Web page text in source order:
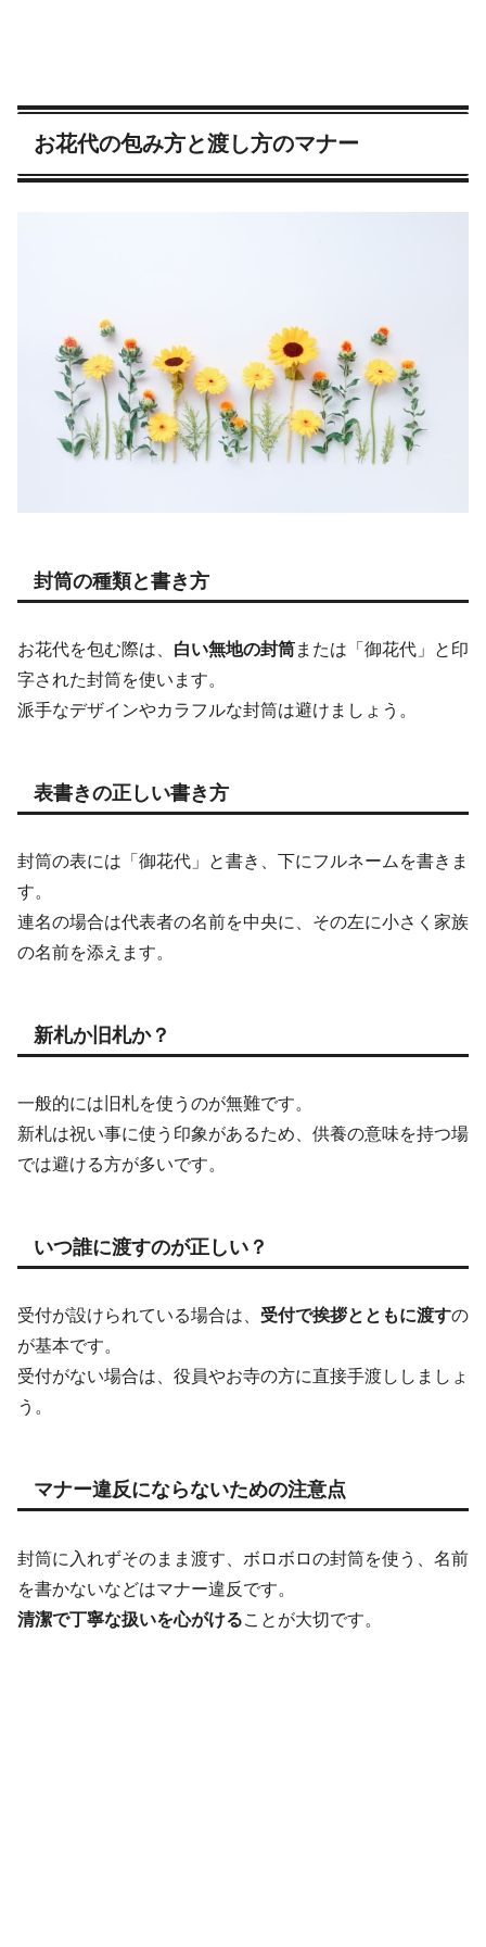
お花代の包み方と渡し方のマナー
封筒の種類と書き方
お花代を包む際は、 白い無地の封筒または「御花代」と印
字された封筒を使います。
派手なデザインやカラフルな封筒は避けましょう。
表書きの正しい書き方
封筒の表には「御花代」と書き、下にフルネームを書きま
す。
連名の場合は代表者の名前を中央に、その左に小さく家族
の名前を添えます。
新札か旧札か？
一般的には旧札を使うのが無難です。
新札は祝い事に使う印象があるため、供養の意味を持つ場
では避ける方が多いです。
いつ誰に渡すのが正しい？
受付が設けられている場合は、 受付で挨拶とともに渡すの
が基本です。
受付がない場合は、役員やお寺の方に直接手渡ししましょ
う。
マナー違反にならないための注意点
封筒に入れずそのまま渡す、ボロボロの封筒を使う、名前
を書かないなどはマナー違反です。
清潔で丁寧な扱いを心がけることが大切です。